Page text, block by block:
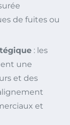
de fuites ou
: les
une
et des
et